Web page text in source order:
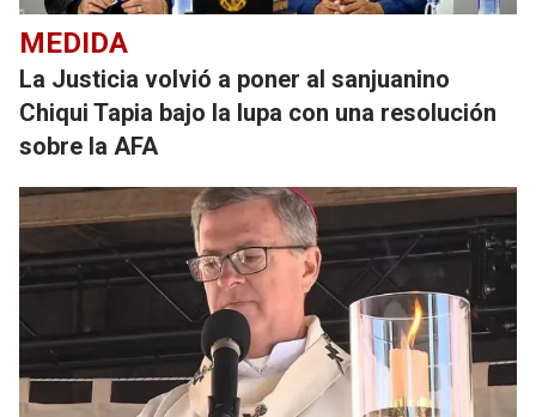
MEDIDA
La Justicia volvió a poner al sanjuanino
Chiqui Tapia bajo la lupa con una resolución
sobre la AFA